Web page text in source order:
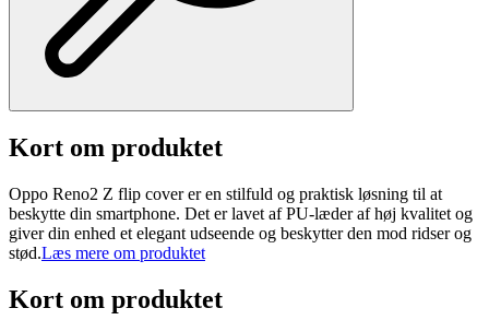
Kort om produktet
Oppo Reno2 Z flip cover er en stilfuld og praktisk løsning til at
beskytte din smartphone. Det er lavet af PU-læder af høj kvalitet og
giver din enhed et elegant udseende og beskytter den mod ridser og
stød.Læs mere om produktet
Kort om produktet